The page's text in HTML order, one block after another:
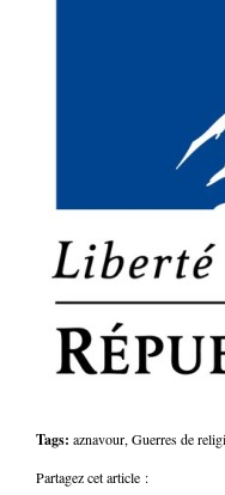
Tags: aznavour, Guerres de
Partagez cet article :